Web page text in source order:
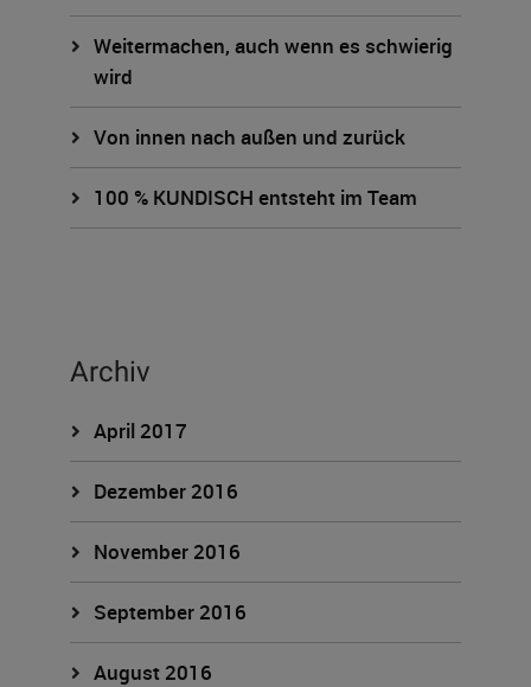
Weitermachen, auch wenn es schwierig
wird
Von innen nach außen und zurück
100 % KUNDISCH entsteht im Team
Archiv
April 2017
Dezember 2016
November 2016
September 2016
August 2016